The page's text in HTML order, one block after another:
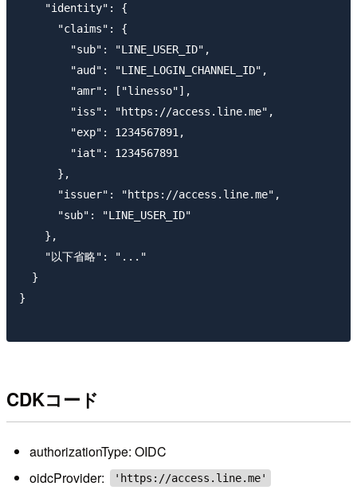
    "identity": {
      "claims": {
        "sub": "LINE_USER_ID",
        "aud": "LINE_LOGIN_CHANNEL_ID",
        "amr": ["linesso"],
        "iss": "https://access.line.me",
        "exp": 1234567891,
        "iat": 1234567891
      },
      "issuer": "https://access.line.me",
      "sub": "LINE_USER_ID"
    },
    "以下省略": "..."
  }
}
CDKコード
authorizationType: OIDC
oidcProvider:
'https://access.line.me'